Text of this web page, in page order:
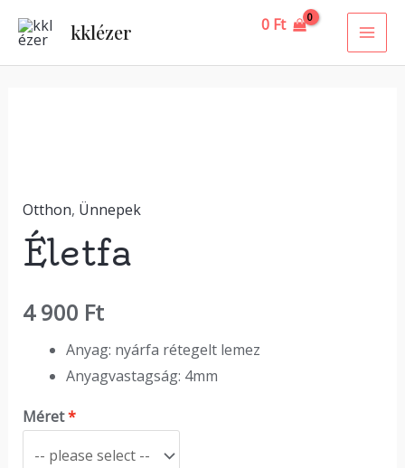
content
kklézer 0 Ft
Otthon, Ünnepek
Életfa
4 900 Ft
Anyag: nyárfa rétegelt lemez
Anyagvastagság: 4mm
Méret